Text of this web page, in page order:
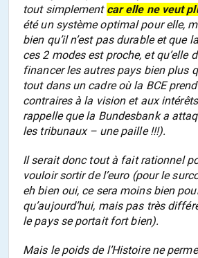
tout simplement car elle ne veut
été un système optimal pour elle,
bien qu’il n’est pas durable et que
ces 2 modes est proche, et qu’elle
financer les autres pays bien plus
tout dans un cadre où la BCE
contraires à la vision et aux
rappelle que la Bundesbank a
les tribunaux – une paille !!!).
Il serait donc tout à fait rationnel
vouloir sortir de l’euro (pour le
eh bien oui, ce sera moins bien
qu’aujourd’hui, mais pas très
le pays se portait fort bien).
Mais le poids de l’Histoire ne